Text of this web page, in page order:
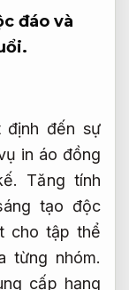
đáo và
định đến sự
in áo đồng
Tăng tính
tạo độc
cho tập thể
từng nhóm.
cấp hạng